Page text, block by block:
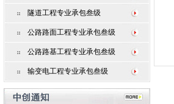
隧道工程专业承包叁级
公路路面工程专业承包叁级
公路路基工程专业承包叁级
输变电工程专业承包叁级